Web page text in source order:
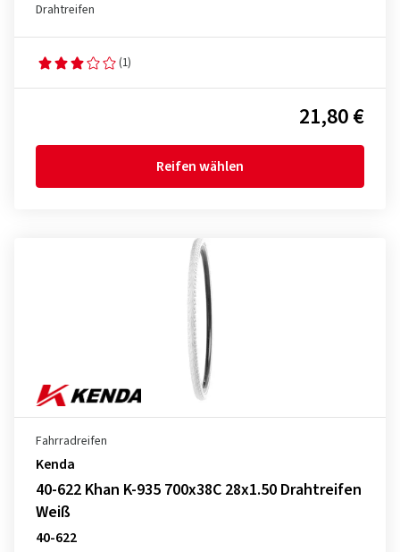
Drahtreifen
(1)
21,80 €
Reifen wählen
Fahrradreifen
Kenda
40-622 Khan K-935 700x38C 28x1.50 Drahtreifen
Weiß
40-622